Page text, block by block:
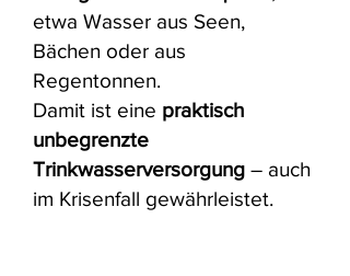
etwa Wasser aus Seen,
Bächen oder aus
Regentonnen.
Damit ist eine praktisch
unbegrenzte
Trinkwasserversorgung – auch
im Krisenfall gewährleistet.